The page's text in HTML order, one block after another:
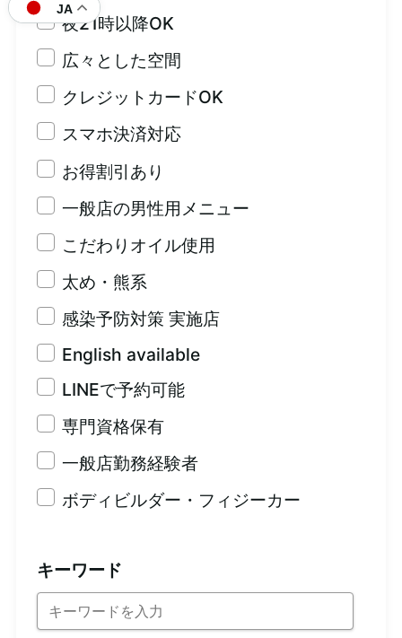
夜21時以降OK
広々とした空間
クレジットカードOK
スマホ決済対応
お得割引あり
一般店の男性用メニュー
こだわりオイル使用
太め・熊系
感染予防対策 実施店
English available
LINEで予約可能
専門資格保有
一般店勤務経験者
ボディビルダー・フィジーカー
キーワード
JA